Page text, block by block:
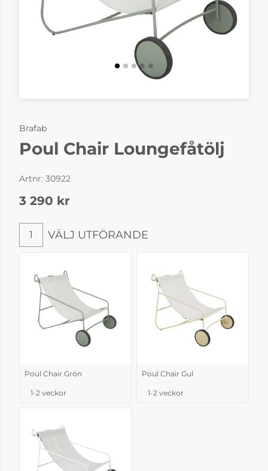
Brafab
Poul Chair Loungefåtölj
Artnr: 30922
3 290 kr
Välj utförande
1 VÄLJ UTFÖRANDE
Poul Chair Grön
1-2 veckor
Poul Chair Gul
1-2 veckor